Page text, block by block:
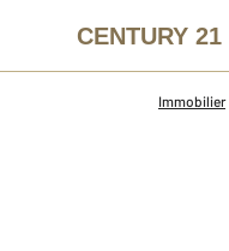
CENTURY 21
Immobilier